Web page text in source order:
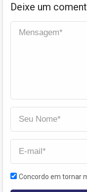
Deixe um
Concordo em tornar